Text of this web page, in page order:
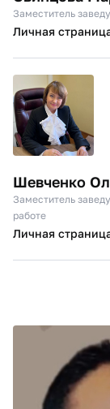
Заместитель
Личная
Шевченко
Заместитель
работе
Личная